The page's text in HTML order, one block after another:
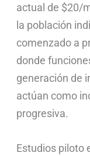
actual de $20/
la población
comenzado a
donde
generación de
actúan como
progresiva.
Estudios piloto